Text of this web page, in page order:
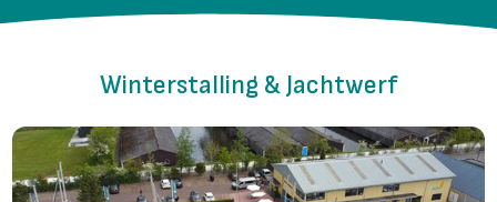
Winterstalling & Jachtwerf